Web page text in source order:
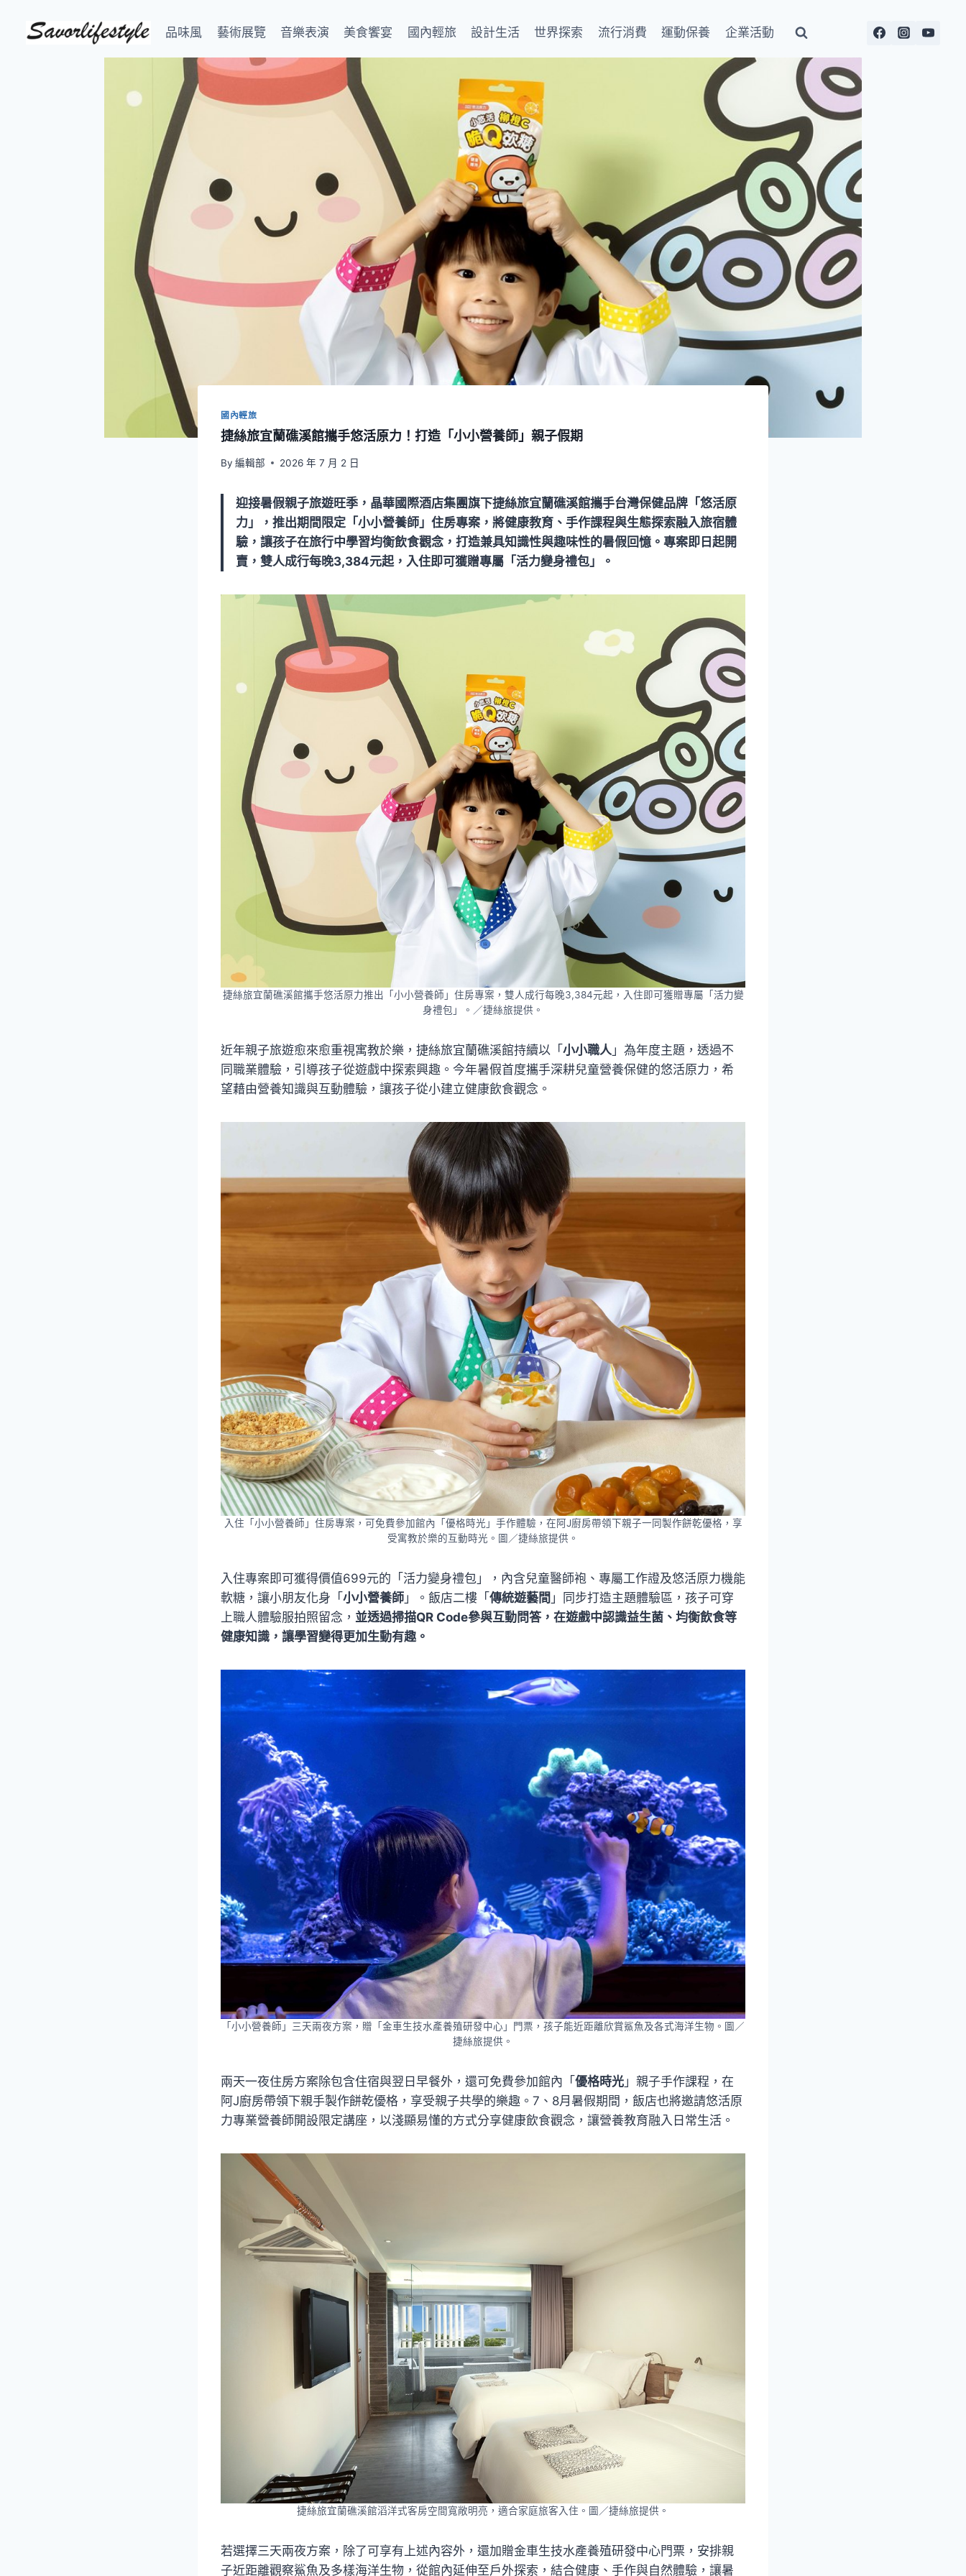
品味風 藝術展覽 音樂表演 美食饗宴 國內輕旅 設計生活 世界探索 流行消費 運動保養 企業活動
國內輕旅
捷絲旅宜蘭礁溪館攜手悠活原力！打造「小小營養師」親子假期
By 編輯部 2026 年 7 月 2 日
迎接暑假親子旅遊旺季，晶華國際酒店集團旗下捷絲旅宜蘭礁溪館攜手台灣保健品牌「悠活原
力」，推出期間限定「小小營養師」住房專案，將健康教育、手作課程與生態探索融入旅宿體
驗，讓孩子在旅行中學習均衡飲食觀念，打造兼具知識性與趣味性的暑假回憶。專案即日起開
賣，雙人成行每晚3,384元起，入住即可獲贈專屬「活力變身禮包」。
捷絲旅宜蘭礁溪館攜手悠活原力推出「小小營養師」住房專案，雙人成行每晚3,384元起，入住即可獲贈專屬「活力變
身禮包」。／捷絲旅提供。
近年親子旅遊愈來愈重視寓教於樂，捷絲旅宜蘭礁溪館持續以「 小小職人」為年度主題，透過不
同職業體驗，引導孩子從遊戲中探索興趣。今年暑假首度攜手深耕兒童營養保健的悠活原力，希
望藉由營養知識與互動體驗，讓孩子從小建立健康飲食觀念。
入住「小小營養師」住房專案，可免費參加館內「優格時光」手作體驗，在阿J廚房帶領下親子一同製作餅乾優格，享
受寓教於樂的互動時光。圖／捷絲旅提供。
入住專案即可獲得價值699元的「活力變身禮包」，內含兒童醫師袍、專屬工作證及悠活原力機能
軟糖，讓小朋友化身「小小營養師 」。飯店二樓「傳統遊藝間 」同步打造主題體驗區，孩子可穿
上職人體驗服拍照留念， 並透過掃描QR Code參與互動問答，在遊戲中認識益生菌、均衡飲食等
健康知識，讓學習變得更加生動有趣。
「小小營養師」三天兩夜方案，贈「金車生技水產養殖研發中心」門票，孩子能近距離欣賞鯊魚及各式海洋生物。圖／
捷絲旅提供。
兩天一夜住房方案除包含住宿與翌日早餐外，還可免費參加館內「 優格時光 」親子手作課程，在
阿J廚房帶領下親手製作餅乾優格，享受親子共學的樂趣。7、8月暑假期間，飯店也將邀請悠活原
力專業營養師開設限定講座，以淺顯易懂的方式分享健康飲食觀念，讓營養教育融入日常生活。
捷絲旅宜蘭礁溪館滔洋式客房空間寬敞明亮，適合家庭旅客入住。圖／捷絲旅提供。
若選擇三天兩夜方案，除了可享有上述內容外，還加贈金車生技水產養殖研發中心門票，安排親
子近距離觀察鯊魚及多樣海洋生物，從館內延伸至戶外探索，結合健康、手作與自然體驗，讓暑